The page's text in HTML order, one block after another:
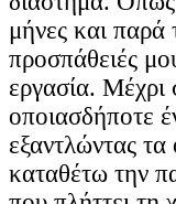
μήνες και παρά
προσπάθειές
εργασία. Μέχρι
οποιασδήποτε
εξαντλώντας
καταθέτω την